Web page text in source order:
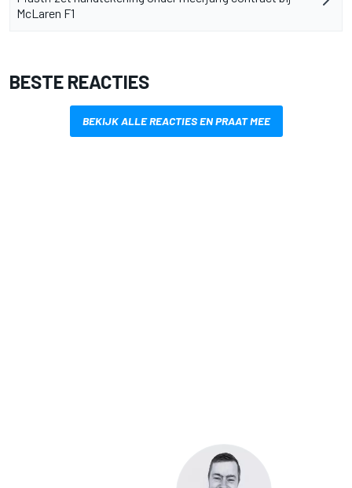
McLaren F1
BESTE REACTIES
BEKIJK ALLE REACTIES EN PRAAT MEE